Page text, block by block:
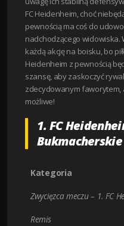
FC Heidenheim, choć
pewnością ma coś do
nadchodzącego widowiska.
każdą akcję na boisku, bo
Heidenheim z pewnością
szansę, aby zaskoczyć
zdecydowanym faworytem,
możliwe!
1. FC
Bukmacherskie
Kategoria
Zwycięzca meczu – 1. FC
Remis